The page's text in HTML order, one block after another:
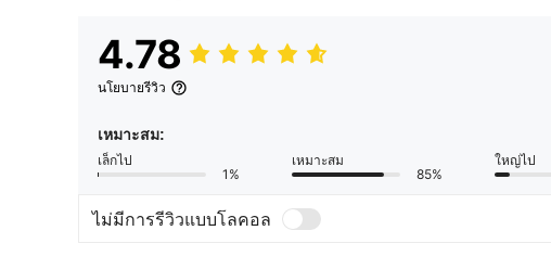
4.78
นโยบายรีวิว
เหมาะสม:
เล็กไป
1%
เหมาะสม
85%
ใหญ่ไป
ไม่มีการรีวิวแบบโลคอล